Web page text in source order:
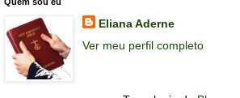
Eliana Aderne
Ver meu perfil completo